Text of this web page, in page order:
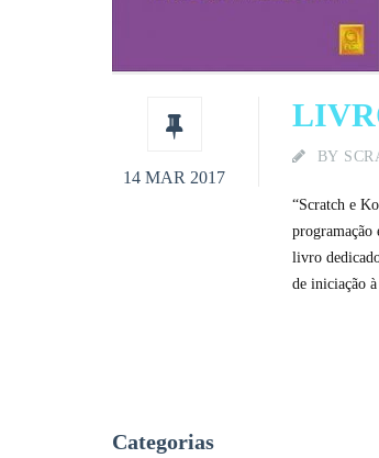
14 MAR 2017
BY
“Scratch e
programação
livro
de iniciação
Categorias